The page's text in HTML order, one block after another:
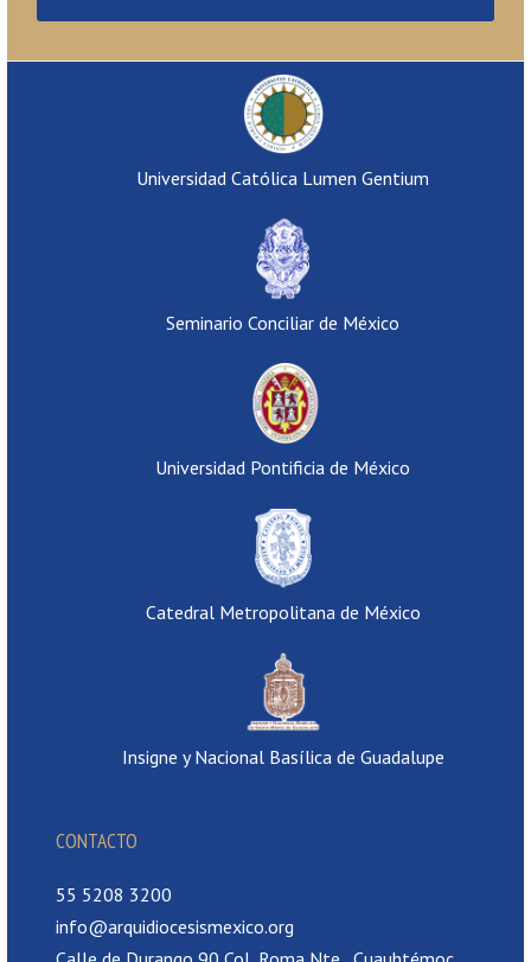
Universidad Católica Lumen Gentium
Seminario Conciliar de México
Universidad Pontificia de México
Catedral Metropolitana de México
Insigne y Nacional Basílica de Guadalupe
CONTACTO
55 5208 3200
info@arquidiocesismexico.org